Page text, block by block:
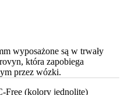
wyposażone są w trwały
która zapobiega
przez wózki.